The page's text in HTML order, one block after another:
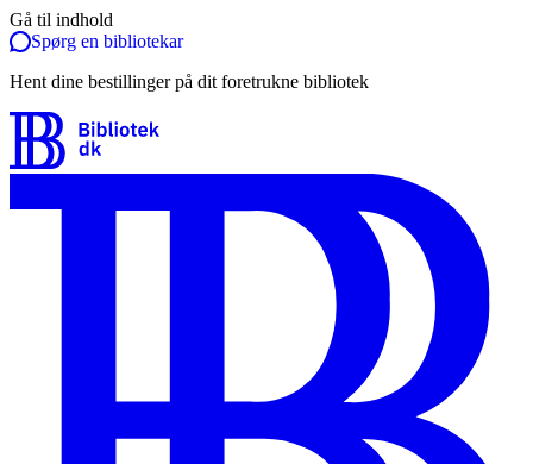
Gå til indhold
Spørg en bibliotekar
Hent dine bestillinger på dit foretrukne bibliotek